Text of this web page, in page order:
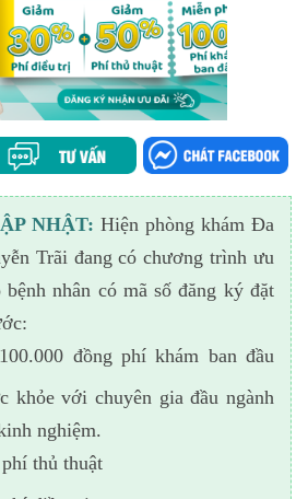
NHẬT: Hiện phòng khám Đa
Trãi đang có chương trình ưu
bệnh nhân có mã số đăng ký đặt
100.000 đồng phí khám ban đầu
khỏe với chuyên gia đầu ngành
nghiệm.
phí thủ thuật